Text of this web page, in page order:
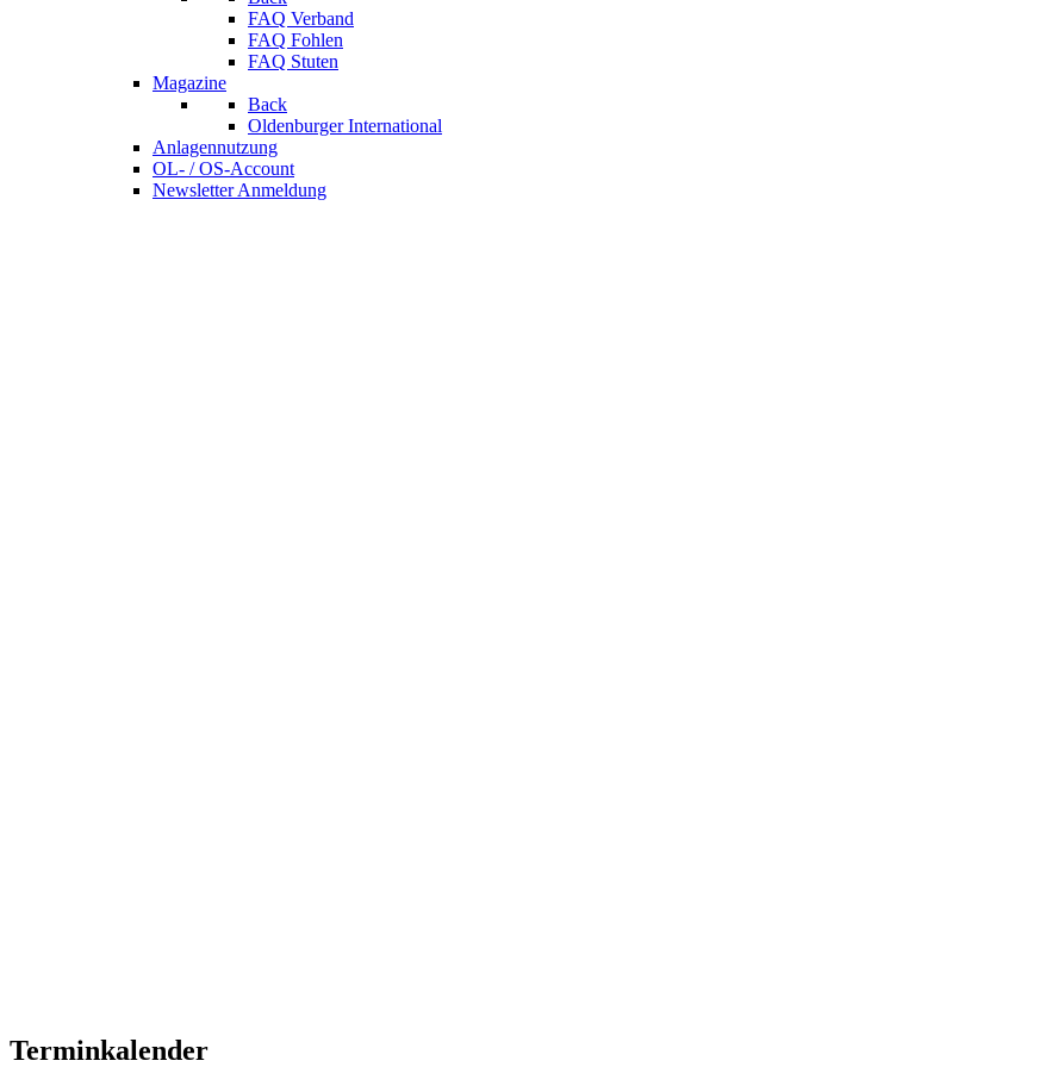
FAQ Verband
FAQ Fohlen
FAQ Stuten
Magazine
Back
Oldenburger International
Anlagennutzung
OL- / OS-Account
Newsletter Anmeldung
Terminkalender